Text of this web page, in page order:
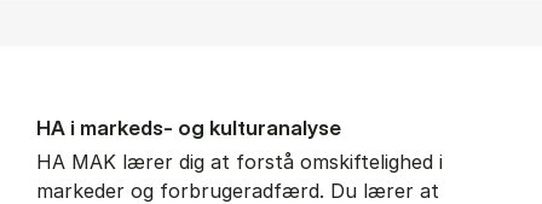
HA i mar­keds- og kul­tu­r­a­na­ly­se
HA MAK lærer dig at forstå omskiftelighed i
markeder og forbrugeradfærd. Du lærer at